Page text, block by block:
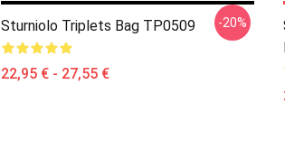
Sturniolo Triplets Bag TP0509
22,95 € - 27,55 €
-20%